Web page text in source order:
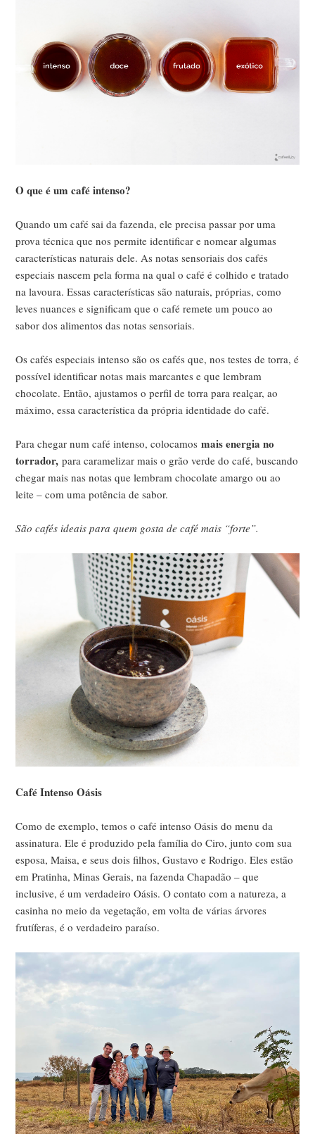
O que é um café intenso?
Quando um café sai da fazenda, ele precisa passar por uma
prova técnica que nos permite identificar e nomear algumas
características naturais dele. As notas sensoriais dos cafés
especiais nascem pela forma na qual o café é colhido e tratado
na lavoura. Essas características são naturais, próprias, como
leves nuances e significam que o café remete um pouco ao
sabor dos alimentos das notas sensoriais.
Os cafés especiais intenso são os cafés que, nos testes de torra, é
possível identificar notas mais marcantes e que lembram
chocolate. Então, ajustamos o perfil de torra para realçar, ao
máximo, essa característica da própria identidade do café.
Para chegar num café intenso, colocamosmais energia no
torrador,para caramelizar mais o grão verde do café, buscando
chegar mais nas notas que lembram chocolate amargo ou ao
leite – com uma potência de sabor.
São cafés ideais para quem gosta de café mais “forte”.
Café Intenso Oásis
Como de exemplo, temos o café intenso Oásis do menu da
assinatura. Ele é produzido pela família do Ciro, junto com sua
esposa, Maisa, e seus dois filhos, Gustavo e Rodrigo. Eles estão
em Pratinha, Minas Gerais, na fazenda Chapadão – que
inclusive, é um verdadeiro Oásis. O contato com a natureza, a
casinha no meio da vegetação, em volta de várias árvores
frutíferas, é o verdadeiro paraíso.